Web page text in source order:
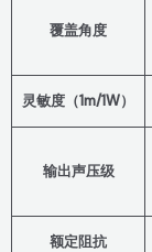
覆盖角度
灵敏度（1m/1W）
输出声压级
额定阻抗